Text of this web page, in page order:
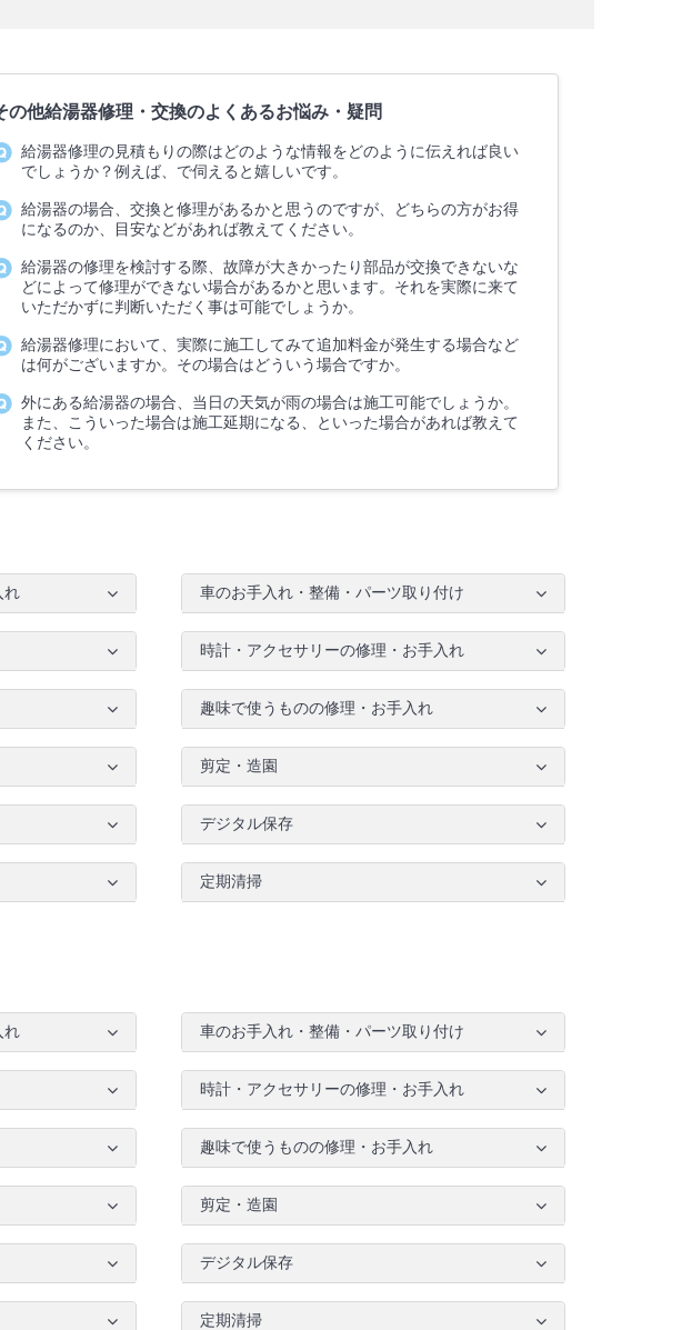
の他給湯器修理・交換のよくあるお悩み・疑問
給湯器修理の見積もりの際はどのような情報をどのように伝えれば良い
でしょうか？例えば、で伺えると嬉しいです。
給湯器の場合、交換と修理があるかと思うのですが、どちらの方がお得
になるのか、目安などがあれば教えてください。
給湯器の修理を検討する際、故障が大きかったり部品が交換できないな
どによって修理ができない場合があるかと思います。それを実際に来て
いただかずに判断いただく事は可能でしょうか。
給湯器修理において、実際に施工してみて追加料金が発生する場合など
は何がございますか。その場合はどういう場合ですか。
外にある給湯器の場合、当日の天気が雨の場合は施工可能でしょうか。
また、こういった場合は施工延期になる、といった場合があれば教えて
ください。
れ 車のお手入れ・整備・パーツ取り付け
時計・アクセサリーの修理・お手入れ
趣味で使うものの修理・お手入れ
剪定・造園
デジタル保存
定期清掃
れ 車のお手入れ・整備・パーツ取り付け
時計・アクセサリーの修理・お手入れ
趣味で使うものの修理・お手入れ
剪定・造園
デジタル保存
定期清掃